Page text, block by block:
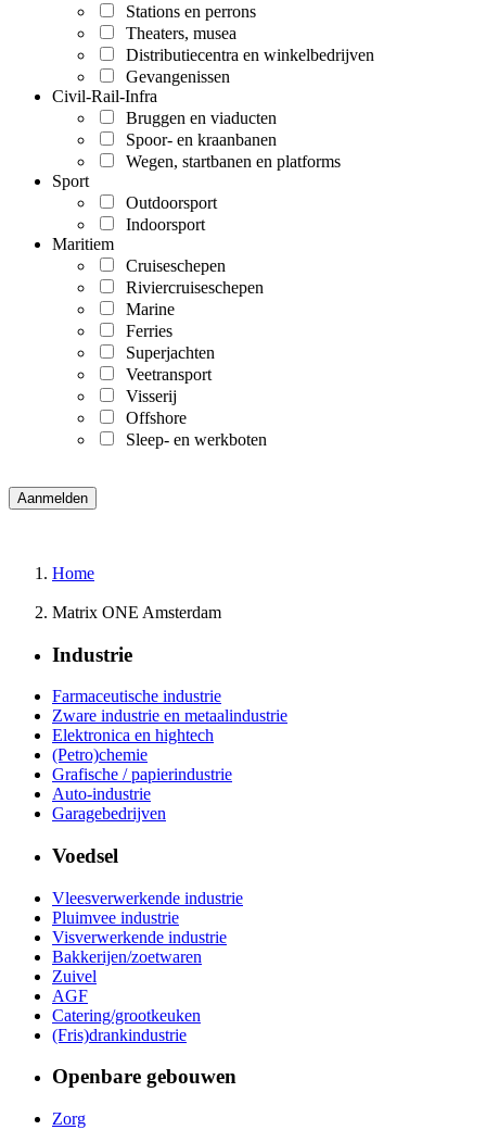
Stations en perrons
Theaters, musea
Distributiecentra en winkelbedrijven
Gevangenissen
Civil-Rail-Infra
Bruggen en viaducten
Spoor- en kraanbanen
Wegen, startbanen en platforms
Sport
Outdoorsport
Indoorsport
Maritiem
Cruiseschepen
Riviercruiseschepen
Marine
Ferries
Superjachten
Veetransport
Visserij
Offshore
Sleep- en werkboten
Home
Matrix ONE Amsterdam
Industrie
Farmaceutische industrie
Zware industrie en metaalindustrie
Elektronica en hightech
(Petro)chemie
Grafische / papierindustrie
Auto-industrie
Garagebedrijven
Voedsel
Vleesverwerkende industrie
Pluimvee industrie
Visverwerkende industrie
Bakkerijen/zoetwaren
Zuivel
AGF
Catering/grootkeuken
(Fris)drankindustrie
Openbare gebouwen
Zorg